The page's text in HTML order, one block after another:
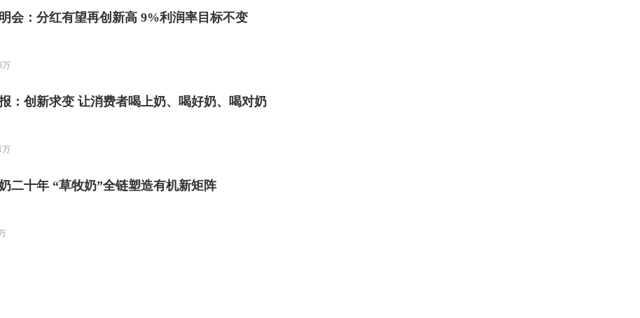
会：分红有望再创新高 9%利润率目标不变
万
：创新求变 让消费者喝上奶、喝好奶、喝对奶
万
二十年 “草牧奶”全链塑造有机新矩阵